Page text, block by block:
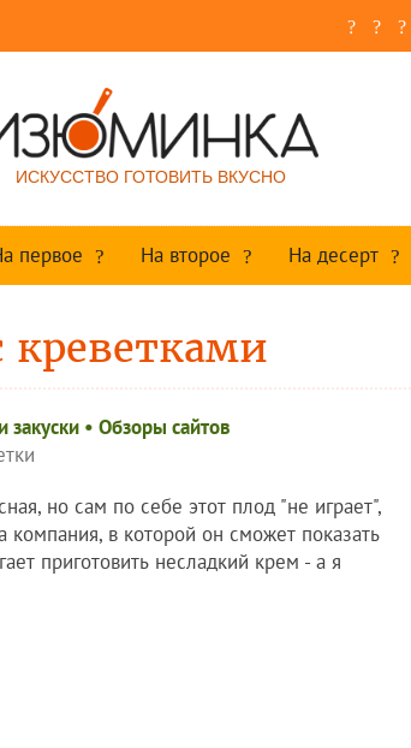
ИСКУССТВО ГОТОВИТЬ ВКУСНО
первое На второе На десерт
креветками
закуски • Обзоры сайтов
но сам по себе этот плод "не играет",
компания, в которой он сможет показать
приготовить несладкий крем - а я